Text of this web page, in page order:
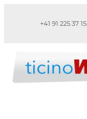
+41 91 225 37 15